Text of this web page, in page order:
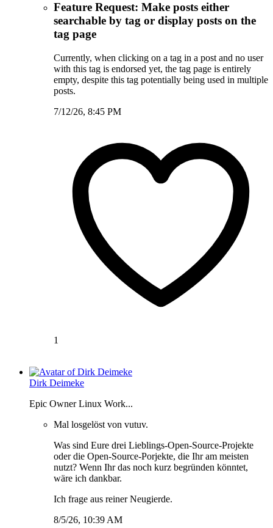
Feature Request: Make posts either
searchable by tag or display posts on the
tag page
Currently, when clicking on a tag in a post and no user
with this tag is endorsed yet, the tag page is entirely
empty, despite this tag potentially being used in multiple
posts.
7/12/26, 8:45 PM
1
Dirk Deimeke
Epic Owner Linux Work...
Mal losgelöst von vutuv.
Was sind Eure drei Lieblings-Open-Source-Projekte
oder die Open-Source-Porjekte, die Ihr am meisten
nutzt? Wenn Ihr das noch kurz begründen könntet,
wäre ich dankbar.
Ich frage aus reiner Neugierde.
8/5/26, 10:39 AM